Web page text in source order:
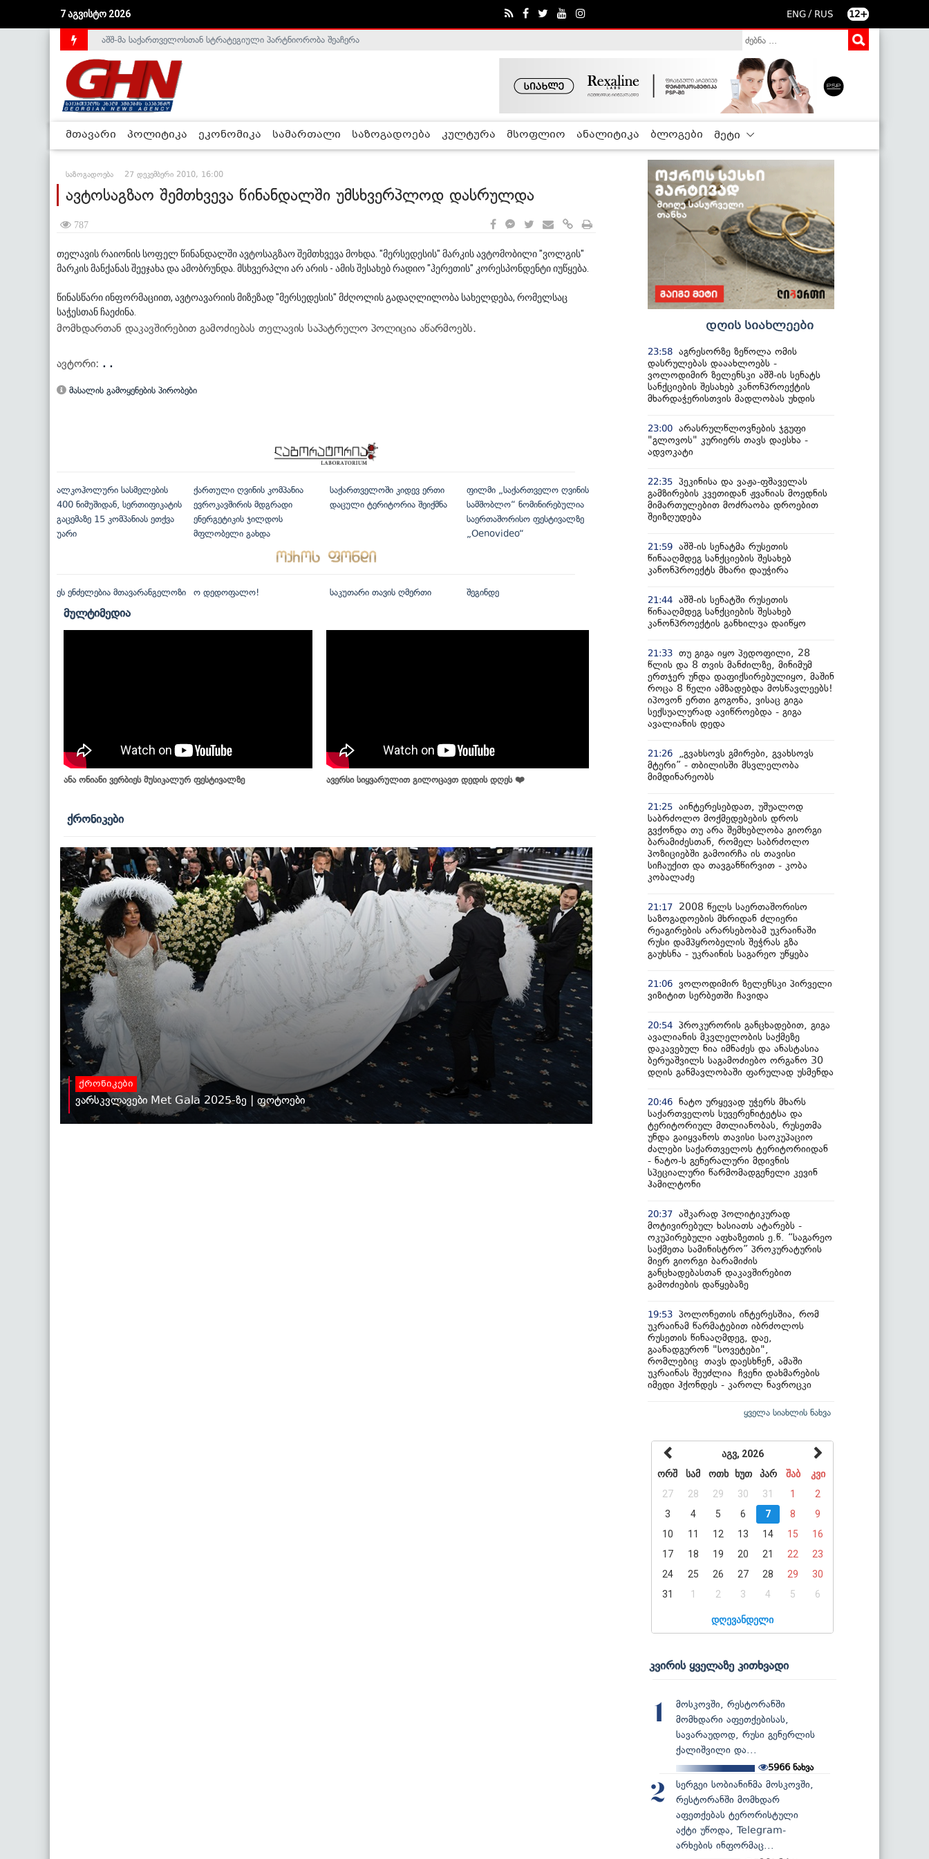
7 აგვისტო 2026 ENG / RUS 12+
საქართველოს დე-ფაქტო მთავრობა არალეგიტიმურია - ჰელსინკის კომისია
აშშ-მა საქართველოსთან სტრატეგიული პარტნიორობა შეაჩერა
მთავარი პოლიტიკა ეკონომიკა სამართალი საზოგადოება კულტურა მსოფლიო ანალიტიკა ბლოგები მეტი
საზოგადოება 27 დეკემბერი 2010, 16:00
ავტოსაგზაო შემთხვევა წინანდალში უმსხვერპლოდ დასრულდა
787
თელავის რაიონის სოფელ წინანდალში ავტოსაგზაო შემთხვევა მოხდა. "მერსედესის" მარკის ავტომობილი "ვოლგის"
მარკის მანქანას შეეჯახა და ამობრუნდა. მსხვერპლი არ არის - ამის შესახებ რადიო "ჰერეთის" კორესპონდენტი იუწყება.
წინასწარი ინფორმაციით, ავტოავარიის მიზეზად "მერსედესის" მძღოლის გადაღლილობა სახელდება, რომელსაც
საჭესთან ჩაეძინა.
მომხდართან დაკავშირებით გამოძიებას თელავის საპატრულო პოლიცია აწარმოებს.
ავტორი: . .
მასალის გამოყენების პირობები
ალკოჰოლური სასმელების
400 ნიმუშიდან, სერთიფიკატის
გაცემაზე 15 კომპანიას ეთქვა
უარი
ქართული ღვინის კომპანია
ევროკავშირის მდგრადი
ენერგეტიკის ჯილდოს
მფლობელი გახდა
საქართველოში კიდევ ერთი
დაცული ტერიტორია შეიქმნა
ფილმი „საქართველო ღვინის
სამშობლო“ ნომინირებულია
საერთაშორისო ფესტივალზე
„Oenovideo“
ეს ენძელებია მთავარანგელოზი ო დედოფალო! საკუთარი თავის ღმერთი შეგინდე
მულტიმედია
ანა ონიანი ვერბიეს მუსიკალურ ფესტივალზე ავერსი სიყვარულით გილოცავთ დედის დღეს ❤️
ქრონიკები
ქრონიკები
ვარსკვლავები Met Gala 2025-ზე | ფოტოები
დღის სიახლეები
23:58 აგრესორზე ზეწოლა ომის
დასრულებას დააახლოებს -
ვოლოდიმირ ზელენსკი აშშ-ის სენატს
სანქციების შესახებ კანონპროექტის
მხარდაჭერისთვის მადლობას უხდის
23:00 არასრულწლოვნების ჯგუფი
"გლოვოს" კურიერს თავს დაესხა -
ადვოკატი
22:35 პეკინისა და ვაჟა-ფშაველას
გამზირების კვეთიდან ჟვანიას მოედნის
მიმართულებით მოძრაობა დროებით
შეიზღუდება
21:59 აშშ-ის სენატმა რუსეთის
წინააღმდეგ სანქციების შესახებ
კანონპროექტს მხარი დაუჭირა
21:44 აშშ-ის სენატში რუსეთის
წინააღმდეგ სანქციების შესახებ
კანონპროექტის განხილვა დაიწყო
21:33 თუ გიგა იყო პედოფილი, 28
წლის და 8 თვის მანძილზე, მინიმუმ
ერთჯერ უნდა დაფიქსირებულიყო, მაშინ
როცა 8 წელი ამზადებდა მოსწავლეებს!
იპოვონ ერთი გოგონა, ვისაც გიგა
სექსუალურად ავიწროებდა - გიგა
ავალიანის დედა
21:26
„გვახსოვს გმირები, გვახსოვს
მტერი” - თბილისში მსვლელობა
მიმდინარეობს
21:25 აინტერესებდათ, უშუალოდ
საბრძოლო მოქმედებების დროს
გვქონდა თუ არა შემხებლობა გიორგი
ბარამიძესთან, რომელ საბრძოლო
პოზიციებში გამოირჩა ის თავისი
სიჩაუქით და თავგანწირვით - კობა
კობალაძე
21:17
2008 წელს საერთაშორისო
საზოგადოების მხრიდან ძლიერი
რეაგირების არარსებობამ უკრაინაში
რუსი დამპყრობელის შეჭრას გზა
გაუხსნა - უკრაინის საგარეო უწყება
21:06 ვოლოდიმირ ზელენსკი პირველი
ვიზიტით სერბეთში ჩავიდა
20:54 პროკურორის განცხადებით, გიგა
ავალიანის მკვლელობის საქმეზე
დაკავებულ ნია იმნაძეს და ანასტასია
ბერუაშვილს საგამოძიებო ორგანო 30
დღის განმავლობაში ფარულად უსმენდა
20:46 ნატო ურყევად უჭერს მხარს
საქართველოს სუვერენიტეტსა და
ტერიტორიულ მთლიანობას, რუსეთმა
უნდა გაიყვანოს თავისი საოკუპაციო
ძალები საქართველოს ტერიტორიიდან
- ნატო-ს გენერალური მდივნის
სპეციალური წარმომადგენელი კევინ
ჰამილტონი
20:37 აშკარად პოლიტიკურად
მოტივირებულ ხასიათს ატარებს -
ოკუპირებული აფხაზეთის ე.წ. “საგარეო
საქმეთა სამინისტრო” პროკურატურის
მიერ გიორგი ბარამიძის
განცხადებასთან დაკავშირებით
გამოძიების დაწყებაზე
19:53 პოლონეთის ინტერესშია, რომ
უკრაინამ წარმატებით იბრძოლოს
რუსეთის წინააღმდეგ, დაე,
გაანადგურონ "სოვეტები",
რომლებიც თავს დაესხნენ, ამაში
უკრაინას შეუძლია ჩვენი დახმარების
იმედი ჰქონდეს - კაროლ ნავროცკი
ყველა სიახლის ნახვა
აგვ, 2026
ორშ
სამ ოთხ ხუთ პარ შაბ
კვი
27
28 29 30 31 1
2
3
4 5 6 7 8
9
10
11 12 13 14 15
16
17
18 19 20 21 22
23
24
25 26 27 28 29
30
31
1 2 3 4 5 6
დღევანდელი
კვირის ყველაზე კითხვადი
1
მოსკოვში, რესტორანში
მომხდარი აფეთქებისას,
სავარაუდოდ, რუსი გენერლის
ქალიშვილი და...
5966ნახვა
2
სერგეი სობიანინმა მოსკოვში,
რესტორანში მომხდარ
აფეთქებას ტერორისტული
აქტი უწოდა, Telegram-
არხების ინფორმაც...